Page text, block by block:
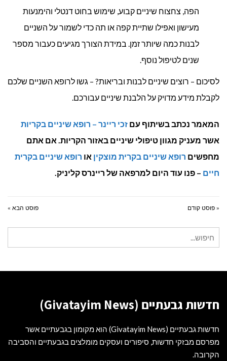
הפה, צחצוח שיניים קבוע, שימוש בחוט דנטלי והימנעות
מעישון ואפילו שתיית קפה או תה כדי לשמור על השניים
לבנות כמה שיותר זמן. במידת הצורך מגיעים כעבור מספר
שנים לטיפול נוסף.
לסיכום – רוצים שיניים לבנות ובריאות? – גשו לרופא השניים שלכם
לקבלת מידע מדויק על הלבנת שיניים עבורכם.
המאמר נכתב בשיתוף עם זכי ריינר – רופא שיניים בקריות
אשר מעניק מגוון טיפולי שיניים באזור הקריות. אם אתם
מחפשים רופא שיניים בקרית מוצקין או רופא שיניים בקרית
חיים – פנו עוד היום למרפאה של ריינרס קליניק.
« פוסט קודם פוסט הבא »
עבור:
חדשות גבעתיים (Givatayim News)
חדשות גבעתיים (Givatayim News) הוא מקומון בגבעתיים אשר
מפרסם מבזקי חדשות, סיפורים ועסקים מומלצים בגבעתיים והסביבה
הקרובה.